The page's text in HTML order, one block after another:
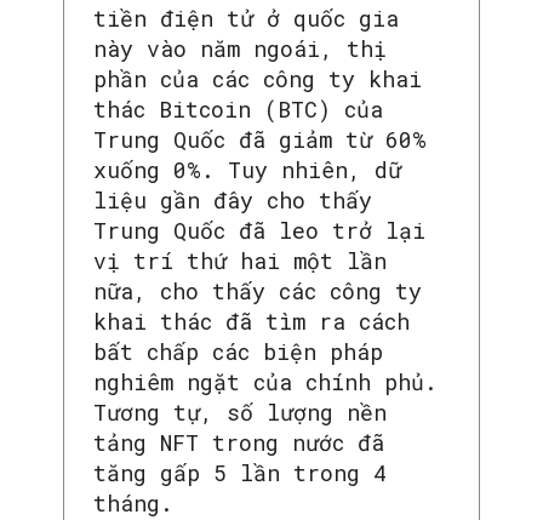
tiền điện tử ở quốc gia
này vào năm ngoái, thị
phần của các công ty khai
thác Bitcoin (BTC) của
Trung Quốc đã giảm từ 60%
xuống 0%. Tuy nhiên, dữ
liệu gần đây cho thấy
Trung Quốc đã leo trở lại
vị trí thứ hai một lần
nữa, cho thấy các công ty
khai thác đã tìm ra cách
bất chấp các biện pháp
nghiêm ngặt của chính phủ.
Tương tự, số lượng nền
tảng NFT trong nước đã
tăng gấp 5 lần trong 4
tháng.